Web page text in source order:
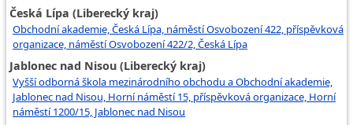
Česká Lípa (Liberecký kraj)
Obchodní akademie, Česká Lípa, náměstí Osvobození 422, příspěvková
organizace, náměstí Osvobození 422/2, Česká Lípa
Jablonec nad Nisou (Liberecký kraj)
Vyšší odborná škola mezinárodního obchodu a Obchodní akademie,
Jablonec nad Nisou, Horní náměstí 15, příspěvková organizace, Horní
náměstí 1200/15, Jablonec nad Nisou